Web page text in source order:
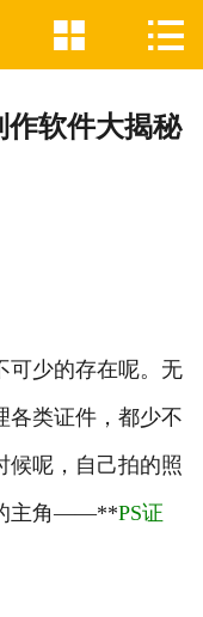
网站首页
 
作软件大揭秘
可少的存在呢。无
各类证件，都少不
候呢，自己拍的照
的主角——**PS证